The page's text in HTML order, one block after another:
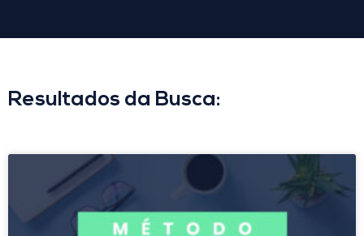
Resultados da Busca: